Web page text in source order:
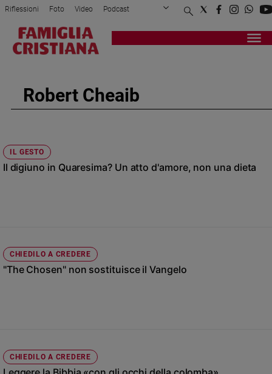
Attualità
Politica
Mondo
e
giustizia
Papa
Chiesa
Santi
Riflessioni Foto Video Podcast
Privacy Policy Chi siamo
Registrati Redazione
Robert Cheaib
IL GESTO
Il digiuno in Quaresima? Un atto d'amore, non una dieta
CHIEDILO A CREDERE
"The Chosen" non sostituisce il Vangelo
CHIEDILO A CREDERE